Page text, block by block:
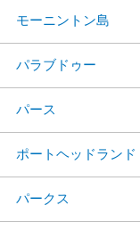
モーニントン島
パラブドゥー
パース
ポートヘッドランド
パークス